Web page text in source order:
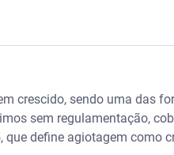
crescido, sendo uma das
sem regulamentação,
que define agiotagem como